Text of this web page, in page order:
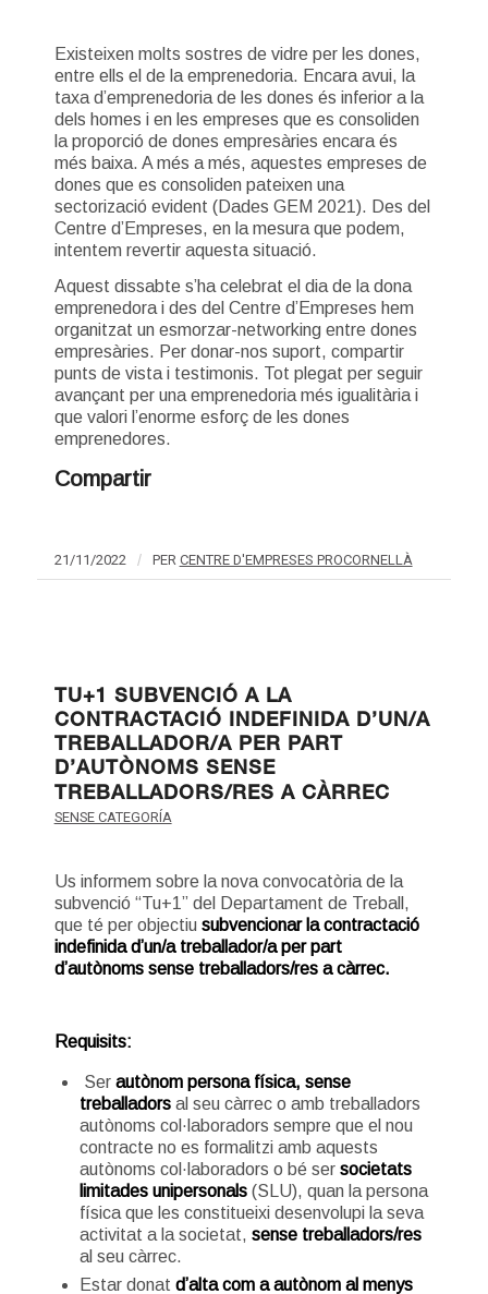
Existeixen molts sostres de vidre per les dones,
entre ells el de la emprenedoria. Encara avui, la
taxa d’emprenedoria de les dones és inferior a la
dels homes i en les empreses que es consoliden
la proporció de dones empresàries encara és
més baixa. A més a més, aquestes empreses de
dones que es consoliden pateixen una
sectorizació evident (Dades GEM 2021). Des del
Centre d’Empreses, en la mesura que podem,
intentem revertir aquesta situació.
Aquest dissabte s’ha celebrat el dia de la dona
emprenedora i des del Centre d’Empreses hem
organitzat un esmorzar-networking entre dones
empresàries. Per donar-nos suport, compartir
punts de vista i testimonis. Tot plegat per seguir
avançant per una emprenedoria més igualitària i
que valori l’enorme esforç de les dones
emprenedores.
Compartir
21/11/2022 / PER CENTRE D'EMPRESES PROCORNELLÀ
TU+1 SUBVENCIÓ A LA
CONTRACTACIÓ INDEFINIDA D’UN/A
TREBALLADOR/A PER PART
D’AUTÒNOMS SENSE
TREBALLADORS/RES A CÀRREC
SENSE CATEGORÍA
Us informem sobre la nova convocatòria de la
subvenció “Tu+1” del Departament de Treball,
que té per objectiu subvencionar la contractació
indefinida d’un/a treballador/a per part
d’autònoms sense treballadors/res a càrrec.
Requisits:
Ser autònom persona física, sense
treballadorsal seu càrrec o amb treballadors
autònoms col·laboradors sempre que el nou
contracte no es formalitzi amb aquests
autònoms col·laboradors o bé ser societats
limitades unipersonals(SLU), quan la persona
física que les constitueixi desenvolupi la seva
activitat a la societat, sense treballadors/res
al seu càrrec.
Estar donat d’alta com a autònom al menys